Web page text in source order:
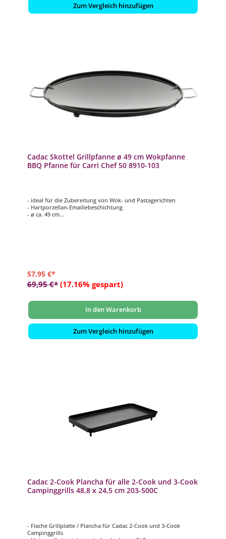
Zum Vergleich hinzufügen
Cadac Skottel Grillpfanne ø 49 cm Wokpfanne
BBQ Pfanne für Carri Chef 50 8910-103
- ideal für die Zubereitung von Wok- und Pastagerichten
- Hartporzellan-Emaillebeschichtung
- ø ca. 49 cm
57,95 €*
69,95 €* (17.16% gespart)
In den Warenkorb
Zum Vergleich hinzufügen
Cadac 2-Cook Plancha für alle 2-Cook und 3-Cook
Campinggrills 48,8 x 24,5 cm 203-500C
- Flache Grillplatte / Plancha für Cadac 2-Cook und 3-Cook
Campinggrills